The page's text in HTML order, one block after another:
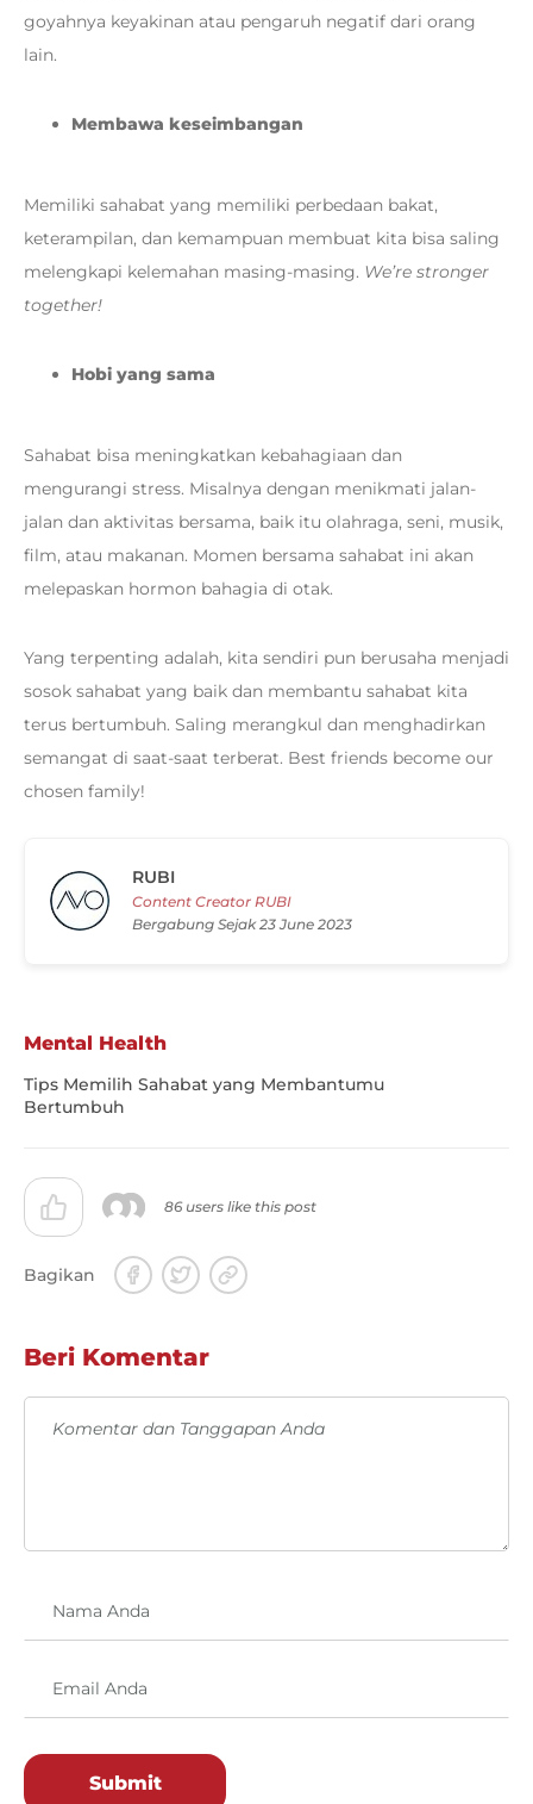
goyahnya keyakinan atau pengaruh negatif dari orang
lain.
Membawa keseimbangan
Memiliki sahabat yang memiliki perbedaan bakat,
keterampilan, dan kemampuan membuat kita bisa saling
melengkapi kelemahan masing-masing. We’re stronger
together!
Hobi yang sama
Sahabat bisa meningkatkan kebahagiaan dan
mengurangi stress. Misalnya dengan menikmati jalan-
jalan dan aktivitas bersama, baik itu olahraga, seni, musik,
film, atau makanan. Momen bersama sahabat ini akan
melepaskan hormon bahagia di otak.
Yang terpenting adalah, kita sendiri pun berusaha menjadi
sosok sahabat yang baik dan membantu sahabat kita
terus bertumbuh. Saling merangkul dan menghadirkan
semangat di saat-saat terberat. Best friends become our
chosen family!
RUBI
Content Creator RUBI
Bergabung Sejak 23 June 2023
Mental Health
Tips Memilih Sahabat yang Membantumu
Bertumbuh
86 users like this post
Bagikan
Beri Komentar
Submit